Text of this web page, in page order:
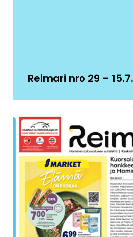
Reimari nro 29 –